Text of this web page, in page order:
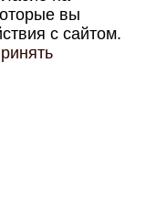
вы
с сайтом.